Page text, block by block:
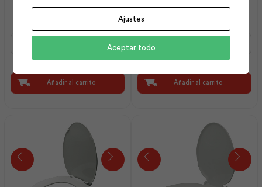
Redondo Blanco | F.V
Asiento
Redondo
Blanco
F.V
Añadir al carrito
Universal Bone | F.V
Asiento
Elongado
Universal
F.V
Añadir al carrito
Ajustes
Aceptar todo